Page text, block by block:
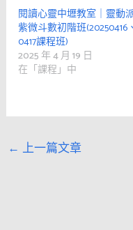
閱讀心靈中壢教室｜靈動
紫微斗數初階班(20250416、
0417課程班)
2025 年 4 月 19 日
在「課程」中
← 上一篇文章